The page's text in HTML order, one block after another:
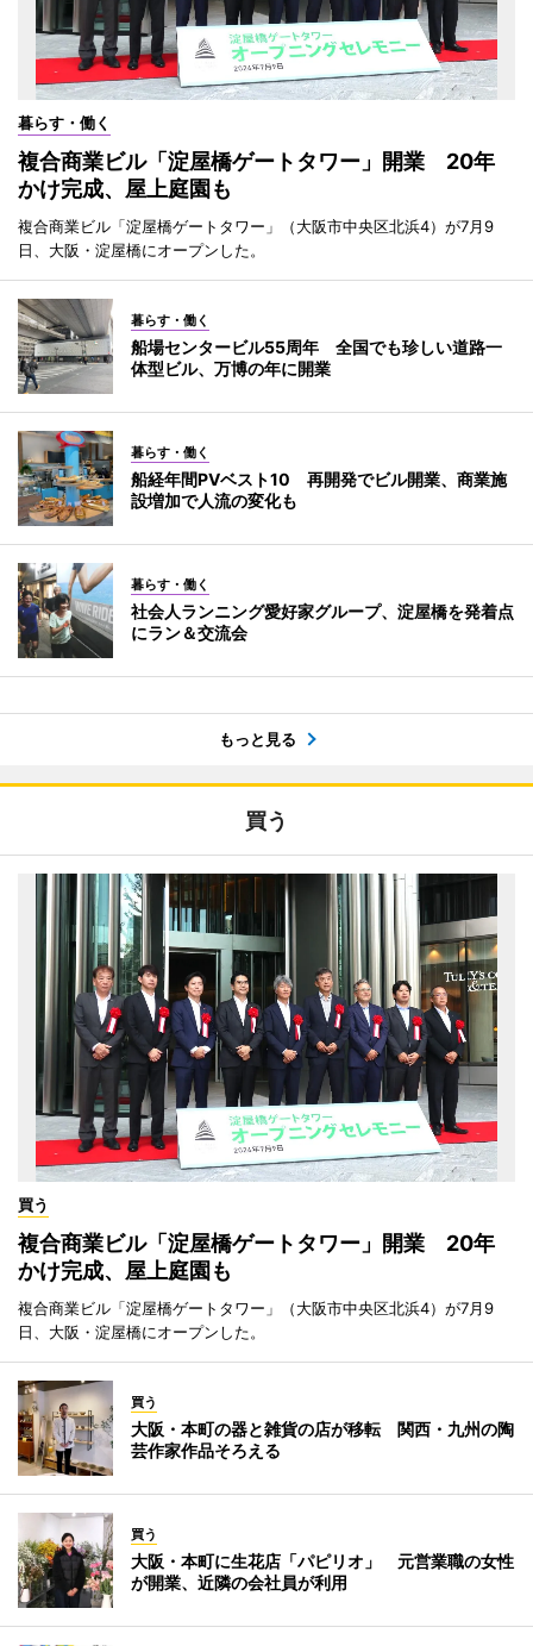
暮らす・働く
複合商業ビル「淀屋橋ゲートタワー」開業 20年
かけ完成、屋上庭園も
複合商業ビル「淀屋橋ゲートタワー」（大阪市中央区北浜4）が7月9
日、大阪・淀屋橋にオープンした。
暮らす・働く
船場センタービル55周年 全国でも珍しい道路一
体型ビル、万博の年に開業
暮らす・働く
船経年間PVベスト10 再開発でビル開業、商業施
設増加で人流の変化も
暮らす・働く
社会人ランニング愛好家グループ、淀屋橋を発着点
にラン＆交流会
もっと見る
買う
買う
複合商業ビル「淀屋橋ゲートタワー」開業 20年
かけ完成、屋上庭園も
複合商業ビル「淀屋橋ゲートタワー」（大阪市中央区北浜4）が7月9
日、大阪・淀屋橋にオープンした。
買う
大阪・本町の器と雑貨の店が移転 関西・九州の陶
芸作家作品そろえる
買う
大阪・本町に生花店「パピリオ」 元営業職の女性
が開業、近隣の会社員が利用